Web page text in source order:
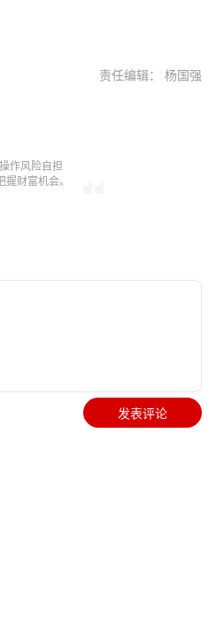
责任编辑： 杨国强
作风险自担
财富机会。
发表评论